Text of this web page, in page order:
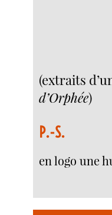
(extraits
d’Orphée)
P.-S.
en logo une